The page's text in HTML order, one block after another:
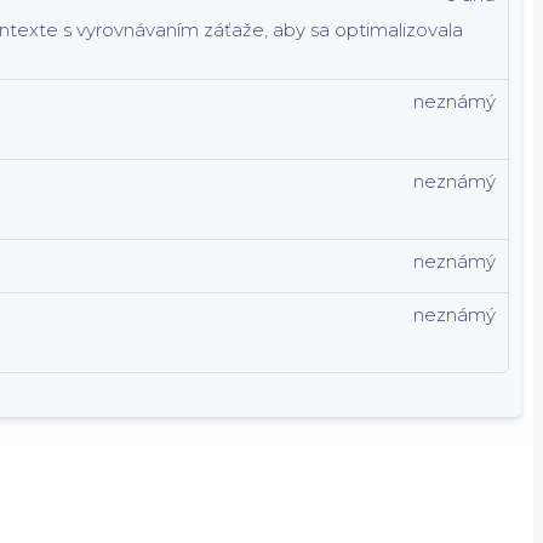
s vyrovnávaním záťaže, aby sa optimalizovala
neznámý
neznámý
neznámý
neznámý